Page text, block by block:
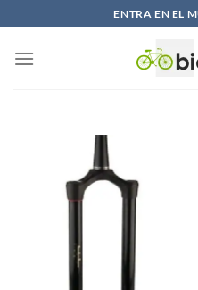
al
contenido
ENTRA EN EL